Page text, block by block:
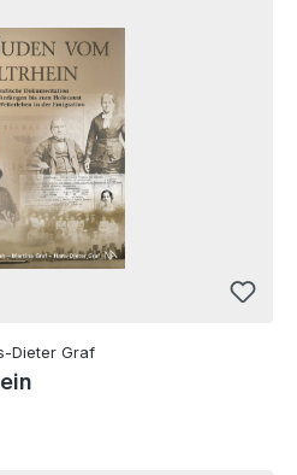
Dieter Graf